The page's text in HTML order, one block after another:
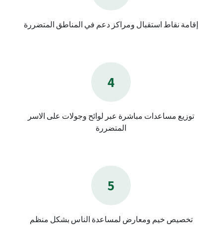
إقامة نقاط استقبال ومراكز دعم في المناطق المتضررة
4
توزيع مساعدات مباشرة عبر لوائح وجولات على الاسر
المتضررة
5
تخصيص خيم ومعارض لمساعدة الناس بشكل منظم